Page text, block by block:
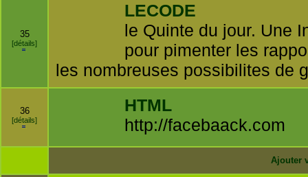
35
[détails]
LECODE
le Quinte du jour. Une
pour pimenter les
les nombreuses possibilites de
36
[détails]
HTML
http://facebaack.com
Ajouter